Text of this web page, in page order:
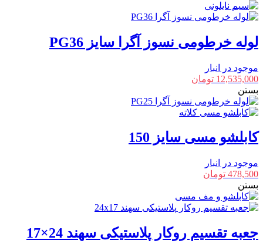
لوله خرطومی نسوز آگرا سایز PG36
موجود در انبار
12,535,000 تومان
بستن
کابلشو مسی سایز 150
موجود در انبار
478,500 تومان
بستن
جعبه تقسیم روکار پلاستیکی سهند 24×17